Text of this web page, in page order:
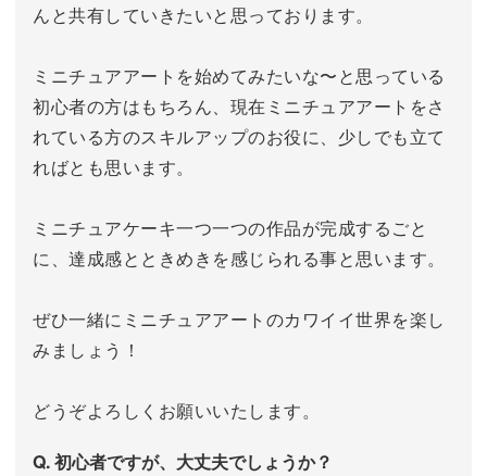
んと共有していきたいと思っております。
ミニチュアアートを始めてみたいな〜と思っている
初心者の方はもちろん、現在ミニチュアアートをさ
れている方のスキルアップのお役に、少しでも立て
ればとも思います。
ミニチュアケーキ一つ一つの作品が完成するごと
に、達成感とときめきを感じられる事と思います。
ぜひ一緒にミニチュアアートのカワイイ世界を楽し
みましょう！
どうぞよろしくお願いいたします。
Q. 初心者ですが、大丈夫でしょうか？